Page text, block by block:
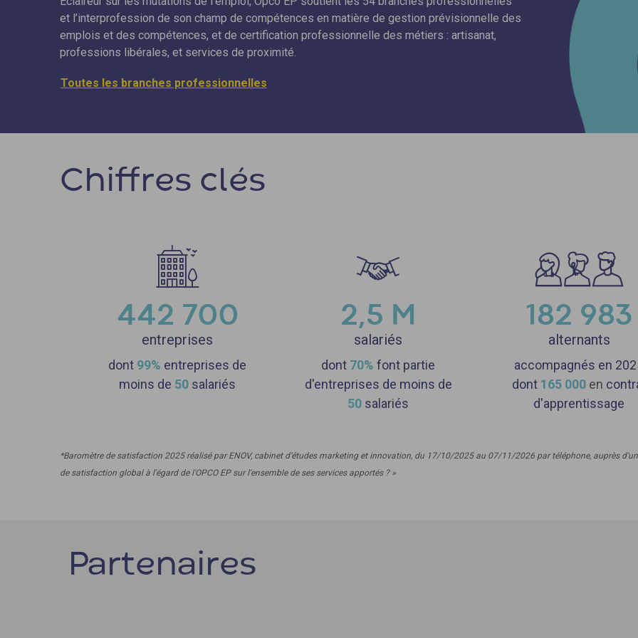
et l’interprofession de son champ de compétences en matière de gestion prévisionnelle des
emplois et des compétences, et de certification professionnelle des métiers : artisanat,
professions libérales, et services de proximité.
Toutes les branches professionnelles
Chiffres clés
442 700
entreprises
dont 99% entreprises de
moins de 50 salariés
2,5 M
salariés
dont 70% font partie
d'entreprises de moins de
50 salariés
182 983
alternants
accompagnés en
dont 165 000 en
d'apprentissage
*Baromètre de satisfaction 2025 réalisé par ENOV, cabinet d’études marketing et innovation, du 17/10/2025 au 07/11/2026 par téléphone, auprès
de satisfaction global à l'égard de l'OPCO EP sur l'ensemble de ses services apportés ? »
Partenaires